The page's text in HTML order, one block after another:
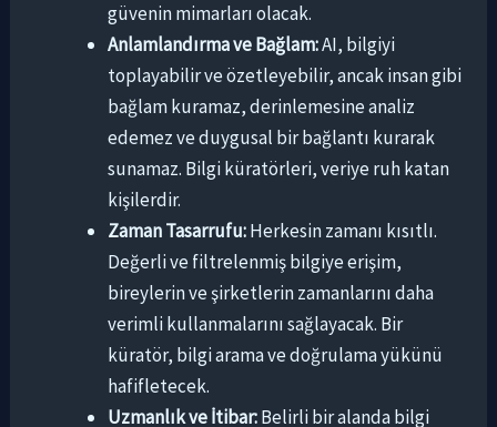
güvenin mimarları olacak.
Anlamlandırma ve Bağlam:AI, bilgiyi
toplayabilir ve özetleyebilir, ancak insan gibi
bağlam kuramaz, derinlemesine analiz
edemez ve duygusal bir bağlantı kurarak
sunamaz. Bilgi küratörleri, veriye ruh katan
kişilerdir.
Zaman Tasarrufu:Herkesin zamanı kısıtlı.
Değerli ve filtrelenmiş bilgiye erişim,
bireylerin ve şirketlerin zamanlarını daha
verimli kullanmalarını sağlayacak. Bir
küratör, bilgi arama ve doğrulama yükünü
hafifletecek.
Uzmanlık ve İtibar:Belirli bir alanda bilgi